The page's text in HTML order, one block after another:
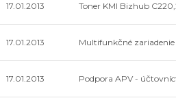
17.01.2013 Toner KMI Bizhub
17.01.2013 Multifunkčné zariadenie
17.01.2013 Podpora APV -